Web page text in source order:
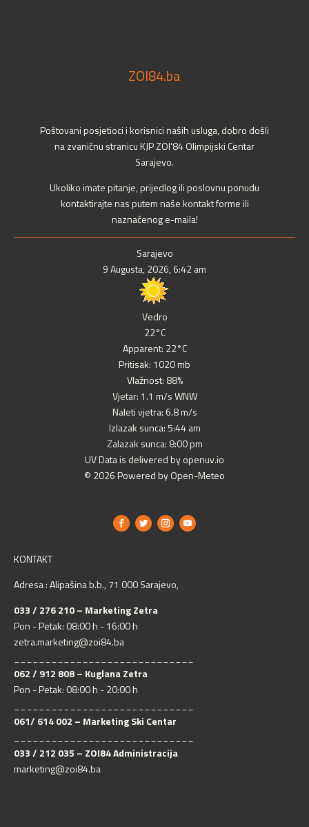
ZOI84.ba
Poštovani posjetioci i korisnici naših usluga, dobro došli
na zvaničnu stranicu KJP ZOI'84 Olimpijski Centar
Sarajevo.
Ukoliko imate pitanje, prijedlog ili poslovnu ponudu
kontaktirajte nas putem naše kontakt forme ili
naznačenog e-maila!
Sarajevo
9 Augusta, 2026, 6:42 am
Vedro
22°C
Apparent: 22°C
Pritisak: 1020 mb
Vlažnost: 88%
Vjetar: 1.1 m/s WNW
Naleti vjetra: 6.8 m/s
Izlazak sunca: 5:44 am
Zalazak sunca: 8:00 pm
UV Data is delivered by openuv.io
© 2026 Powered by Open-Meteo
KONTAKT
Adresa : Alipašina b.b., 71 000 Sarajevo,
033 / 276 210 – Marketing Zetra
Pon - Petak: 08:00 h - 16:00 h
zetra.marketing@zoi84.ba
062 / 912 808 – Kuglana Zetra
Pon - Petak: 08:00 h - 20:00 h
061/ 614 002 – Marketing Ski Centar
033 / 212 035 – ZOI84 Administracija
marketing@zoi84.ba